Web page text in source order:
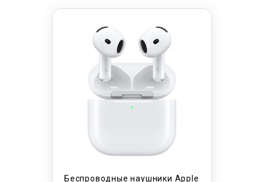
Беспроводные наушники Apple